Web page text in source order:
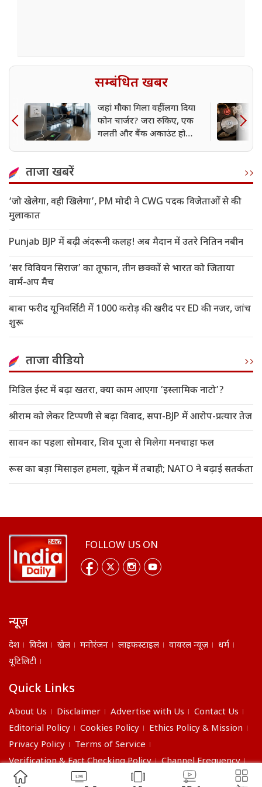
सम्बंधित खबर
जहां मौका मिला वहीं लगा दिया
फोन चार्जर? जरा रुकिए, एक
गलती और बैंक अकाउंट हो
ताजा खबरें
‘जो खेलेगा, वही खिलेगा’, PM मोदी ने CWG पदक विजेताओं से की
मुलाकात
Punjab BJP में बढ़ी अंदरूनी कलह! अब मैदान में उतरे नितिन नबीन
‘सर विवियन सिराज’ का तूफान, तीन छक्कों से भारत को जिताया
वार्म-अप मैच
बाबा फरीद यूनिवर्सिटी में 1000 करोड़ की खरीद पर ED की नजर, जांच
शुरू
ताजा वीडियो
मिडिल ईस्ट में बढ़ा खतरा, क्या काम आएगा ‘इस्लामिक नाटो’?
श्रीराम को लेकर टिप्पणी से बढ़ा विवाद, सपा-BJP में आरोप-प्रत्यार तेज
सावन का पहला सोमवार, शिव पूजा से मिलेगा मनचाहा फल
रूस का बड़ा मिसाइल हमला, यूक्रेन में तबाही; NATO ने बढ़ाई सतर्कता
FOLLOW US ON
न्यूज़
देश विदेश खेल मनोरंजन लाइफस्टाइल वायरल न्यूज़
धर्म
यूटिलिटी
Quick Links
About Us Disclaimer Advertise with Us
Contact Us
Editorial Policy
Cookies Policy
Ethics Policy & Mission
Privacy Policy
Terms of Service
Verification & Fact Checking Policy
Channel Frequency